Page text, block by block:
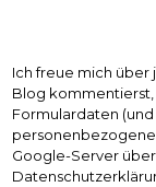
Ich freue mich über
Blog
Formulardaten
personenbezogene
Google-Server